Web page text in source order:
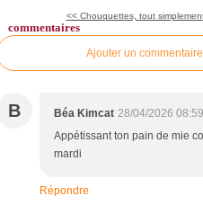
<< Chouquettes, tout
commentaires
Ajouter un commentaire
B Béa Kimcat 28/04/2026 08:59
Appétissant ton pain de mie
mardi
Répondre